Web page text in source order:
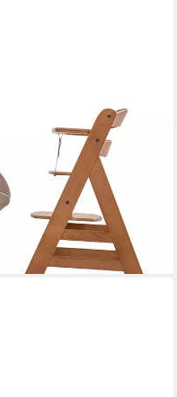
Set (Set, 4 St), Holz